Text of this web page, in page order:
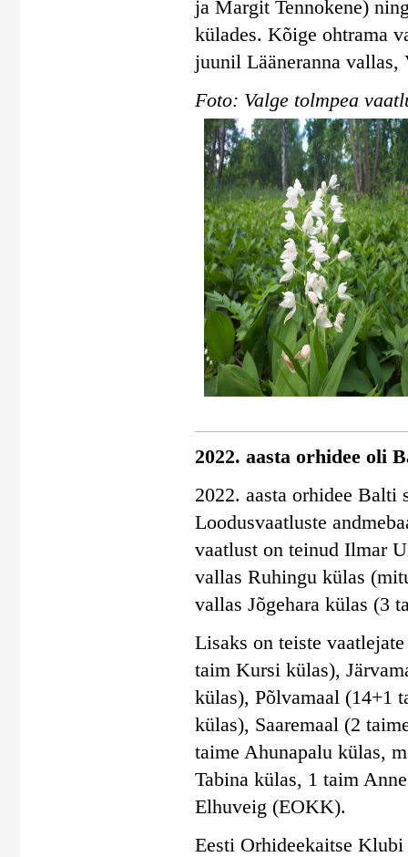
ja Margit Tennokene)
külades. Kõige ohtrama
juunil Lääneranna
Foto: Valge tolmpea
2022. aasta orhidee oli
2022. aasta orhidee Balti
Loodusvaatluste
vaatlust on teinud Ilmar
vallas Ruhingu külas
vallas Jõgehara külas (3
Lisaks on teiste
taim Kursi külas),
külas), Põlvamaal (14+1
külas), Saaremaal (2
taime Ahunapalu külas,
Tabina külas, 1 taim
Elhuveig (EOKK).
Eesti Orhideekaitse